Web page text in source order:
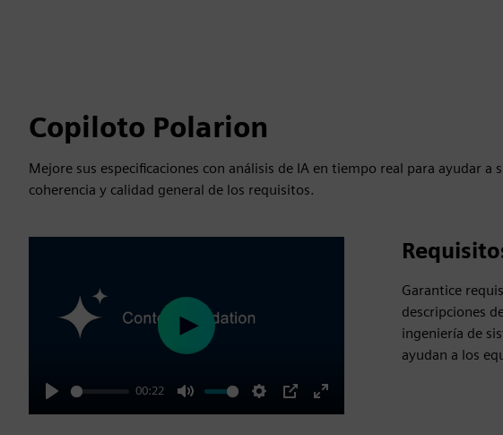
Copiloto Polarion
Mejore sus especificaciones con análisis de IA en tiempo real para ayudar
coherencia y calidad general de los requisitos.
Play
00:22
Mute Settings
PIP
Enter
Play
Garantice
descripciones
ingeniería de
ayudan a los